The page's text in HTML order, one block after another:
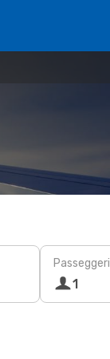
Passeggeri
1